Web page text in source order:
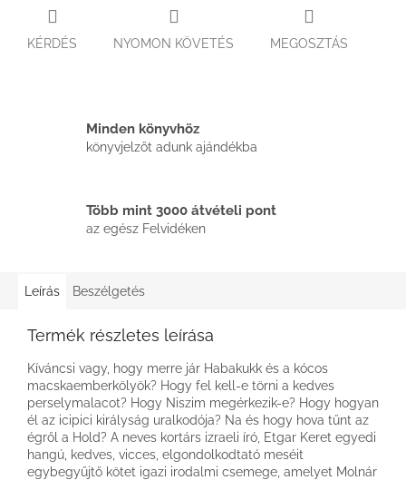
KÉRDÉS NYOMON KÖVETÉS MEGOSZTÁS
Minden könyvhöz
könyvjelzőt adunk ajándékba
Több mint 3000 átvételi pont
az egész Felvidéken
Leírás Beszélgetés
Termék részletes leírása
Kíváncsi vagy, hogy merre jár Habakukk és a kócos
macskaemberkölyök? Hogy fel kell-e törni a kedves
perselymalacot? Hogy Niszim megérkezik-e? Hogy hogyan
él az icipici királyság uralkodója? Na és hogy hova tűnt az
égről a Hold? A neves kortárs izraeli író, Etgar Keret egyedi
hangú, kedves, vicces, elgondolkodtató meséit
egybegyűjtő kötet igazi irodalmi csemege, amelyet Molnár